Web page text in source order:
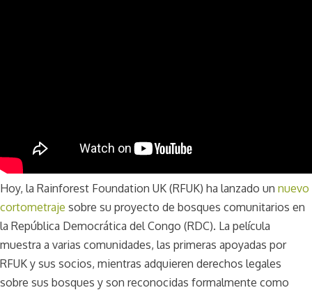
Hoy, la Rainforest Foundation UK (RFUK) ha lanzado un nuevo
cortometraje sobre su proyecto de bosques comunitarios en
la República Democrática del Congo (RDC). La película
muestra a varias comunidades, las primeras apoyadas por
RFUK y sus socios, mientras adquieren derechos legales
sobre sus bosques y son reconocidas formalmente como